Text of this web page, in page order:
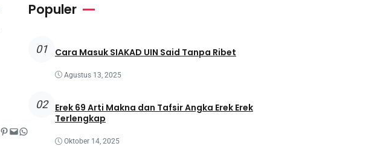
Pinterest Mail WhatsApp
Populer
01 Cara Masuk SIAKAD UIN Said Tanpa Ribet
Agustus 13, 2025
02
Erek 69 Arti Makna dan Tafsir Angka Erek Erek
Terlengkap
Oktober 14, 2025